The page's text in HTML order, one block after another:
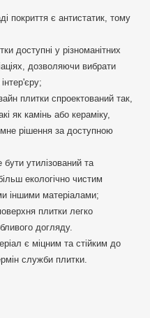
покриття є антистатик, тому
доступні у різноманітних
дозволяючи вибрати
плитки спроектований так,
як камінь або кераміку,
рішення за доступною
утилізований та
екологічно чистим
іншими матеріалами;
плитки легко
догляду.
є міцним та стійким до
служби плитки.